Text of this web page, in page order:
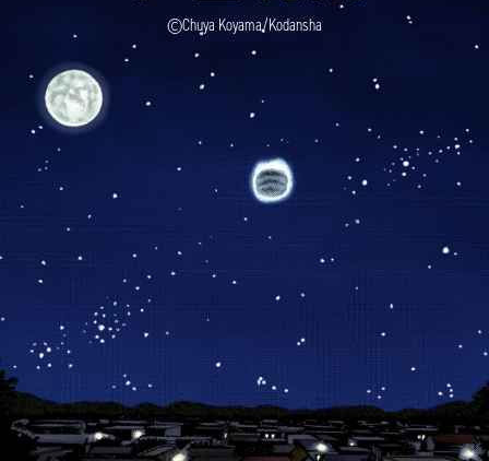
©Chuya Koyama/Kodansha